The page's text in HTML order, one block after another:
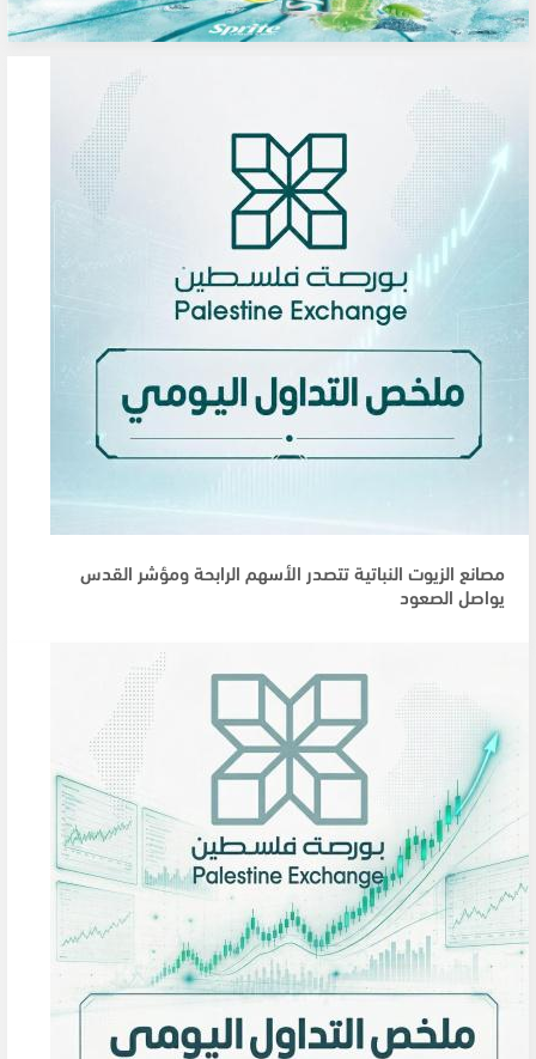
مصانع الزيوت النباتية تتصدر الأسهم الرابحة ومؤشر القدس
يواصل الصعود